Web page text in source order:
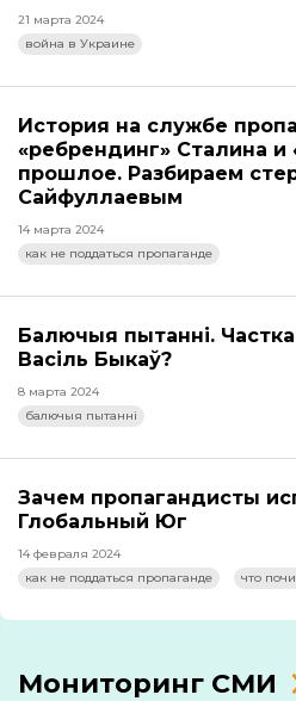
21 марта 2024
война в Украине
История на службе
«ребрендинг» Сталина и
прошлое. Разбираем
Сайфуллаевым
14 марта 2024
как не поддаться пропаганде
Балючыя пытанні.
Васіль Быкаў?
8 марта 2024
балючыя пытанні
Зачем пропагандисты
Глобальный Юг
14 февраля 2024
как не поддаться пропаганде
что
Мониторинг СМИ